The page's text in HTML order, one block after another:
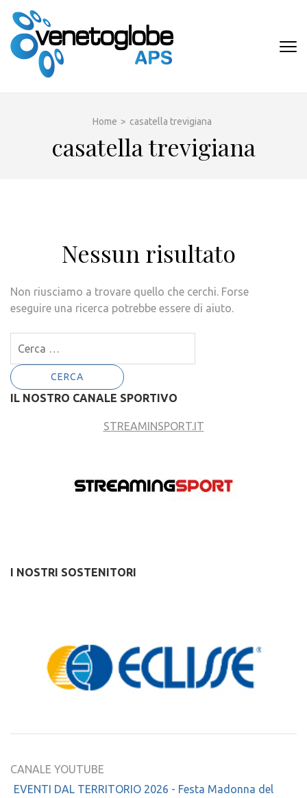
contenuto
(premi
Home > casatella trevigiana
casatella trevigiana
Nessun risultato
Non riusciamo a trovare quello che cerchi. Forse
eseguire una ricerca potrebbe essere di aiuto.
per:
IL NOSTRO CANALE SPORTIVO
STREAMINSPORT.IT
I NOSTRI SOSTENITORI
CANALE YOUTUBE
EVENTI DAL TERRITORIO 2026 - Festa Madonna del